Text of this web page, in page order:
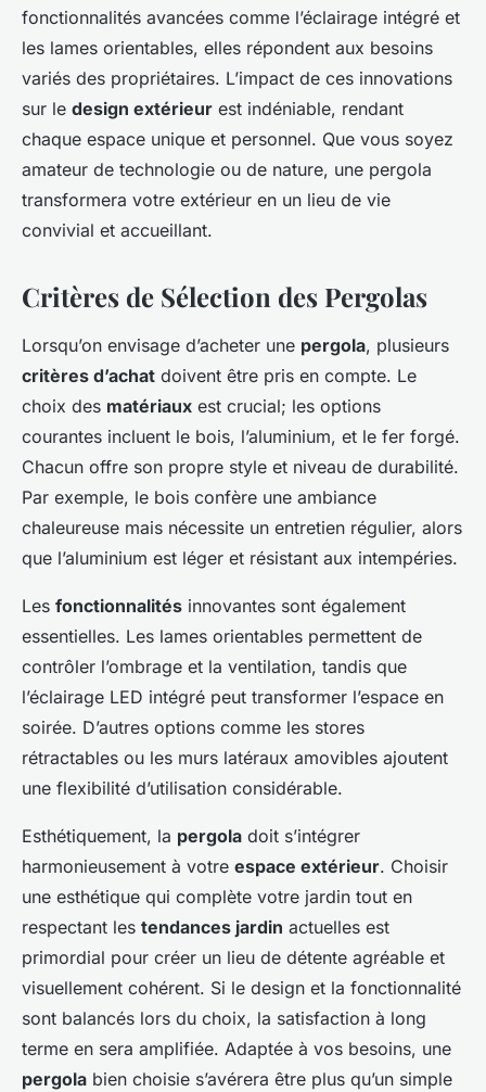
fonctionnalités avancées comme l’éclairage intégré et
les lames orientables, elles répondent aux besoins
variés des propriétaires. L’impact de ces innovations
sur le design extérieur est indéniable, rendant
chaque espace unique et personnel. Que vous soyez
amateur de technologie ou de nature, une pergola
transformera votre extérieur en un lieu de vie
convivial et accueillant.
Critères de Sélection des Pergolas
Lorsqu’on envisage d’acheter une pergola, plusieurs
critères d’achat doivent être pris en compte. Le
choix des matériaux est crucial; les options
courantes incluent le bois, l’aluminium, et le fer forgé.
Chacun offre son propre style et niveau de durabilité.
Par exemple, le bois confère une ambiance
chaleureuse mais nécessite un entretien régulier, alors
que l’aluminium est léger et résistant aux intempéries.
Les fonctionnalités innovantes sont également
essentielles. Les lames orientables permettent de
contrôler l’ombrage et la ventilation, tandis que
l’éclairage LED intégré peut transformer l’espace en
soirée. D’autres options comme les stores
rétractables ou les murs latéraux amovibles ajoutent
une flexibilité d’utilisation considérable.
Esthétiquement, la pergola doit s’intégrer
harmonieusement à votre espace extérieur. Choisir
une esthétique qui complète votre jardin tout en
respectant les tendances jardin actuelles est
primordial pour créer un lieu de détente agréable et
visuellement cohérent. Si le design et la fonctionnalité
sont balancés lors du choix, la satisfaction à long
terme en sera amplifiée. Adaptée à vos besoins, une
pergola bien choisie s’avérera être plus qu’un simple